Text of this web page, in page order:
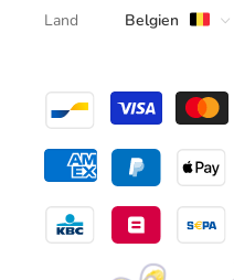
Land
Belgien